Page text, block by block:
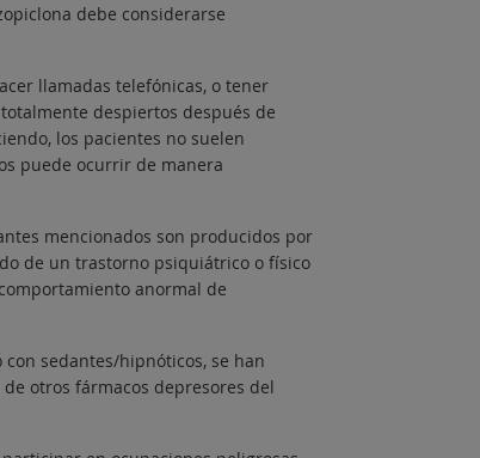
debe considerarse
llamadas telefónicas, o tener
despiertos después de
los pacientes no suelen
puede ocurrir de manera
mencionados son producidos por
de un trastorno psiquiátrico o físico
anormal de
sedantes/hipnóticos, se han
otros fármacos depresores del